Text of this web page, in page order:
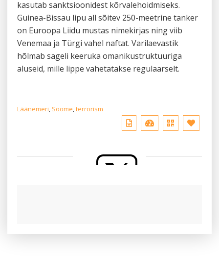
kasutab sanktsioonidest kõrvalehoidmiseks.
Guinea-Bissau lipu all sõitev 250-meetrine tanker
on Euroopa Liidu mustas nimekirjas ning viib
Venemaa ja Türgi vahel naftat. Varilaevastik
hõlmab sageli keeruka omanikustruktuuriga
aluseid, mille lippe vahetatakse regulaarselt.
Läänemeri, Soome,terrorism